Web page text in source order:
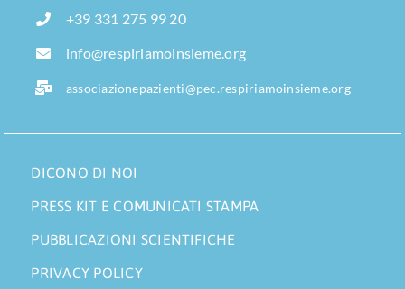
+39 331 275 99 20
info@respiriamoinsieme.org
associazionepazienti@pec.respiriamoinsieme.org
DICONO DI NOI
PRESS KIT E COMUNICATI STAMPA
PUBBLICAZIONI SCIENTIFICHE
PRIVACY POLICY